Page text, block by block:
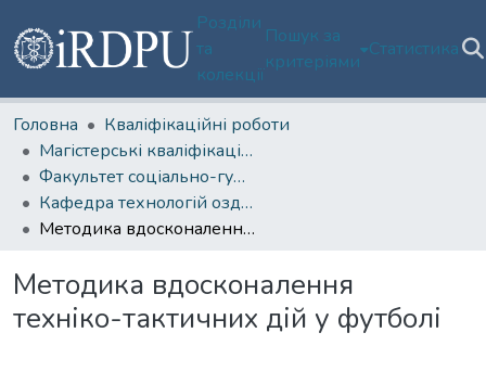
Розділи
та
колекції
Пошук за
критеріями
Статистика
Головна
Кваліфікаційні роботи
Магістерські кваліфікаційні роботи
Факультет соціально-гуманітарних технологій, спорту та реабілітації
Кафедра технологій оздоровлення та фізкультурно-спортивної реабілітації
Методика вдосконалення техніко-тактичних дій у футболі
Методика вдосконалення
техніко-тактичних дій у футболі